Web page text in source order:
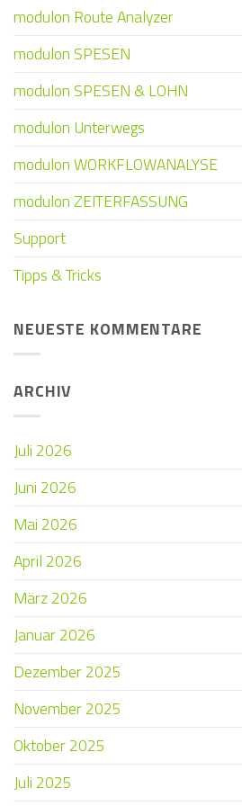
modulon Route Analyzer
modulon SPESEN
modulon SPESEN & LOHN
modulon Unterwegs
modulon WORKFLOWANALYSE
modulon ZEITERFASSUNG
Support
Tipps & Tricks
NEUESTE KOMMENTARE
ARCHIV
Juli 2026
Juni 2026
Mai 2026
April 2026
März 2026
Januar 2026
Dezember 2025
November 2025
Oktober 2025
Juli 2025